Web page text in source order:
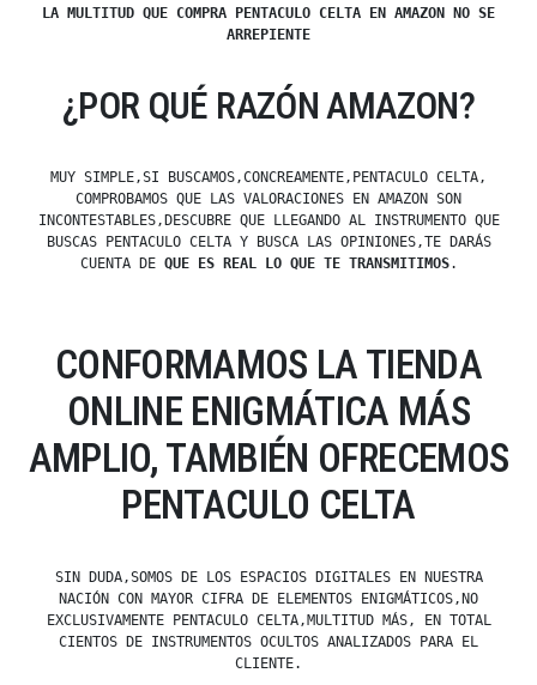
LA MULTITUD QUE COMPRA PENTACULO CELTA EN AMAZON NO SE
ARREPIENTE
¿POR QUÉ RAZÓN AMAZON?
MUY SIMPLE,SI BUSCAMOS,CONCREAMENTE,PENTACULO CELTA,
COMPROBAMOS QUE LAS VALORACIONES EN AMAZON SON
INCONTESTABLES,DESCUBRE QUE LLEGANDO AL INSTRUMENTO QUE
BUSCAS PENTACULO CELTA Y BUSCA LAS OPINIONES,TE DARÁS
CUENTA DE QUE ES REAL LO QUE TE TRANSMITIMOS.
CONFORMAMOS LA TIENDA
ONLINE ENIGMÁTICA MÁS
AMPLIO, TAMBIÉN OFRECEMOS
PENTACULO CELTA
SIN DUDA,SOMOS DE LOS ESPACIOS DIGITALES EN NUESTRA
NACIÓN CON MAYOR CIFRA DE ELEMENTOS ENIGMÁTICOS,NO
EXCLUSIVAMENTE PENTACULO CELTA,MULTITUD MÁS, EN TOTAL
CIENTOS DE INSTRUMENTOS OCULTOS ANALIZADOS PARA EL
CLIENTE.